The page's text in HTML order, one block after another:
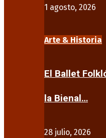
1 agosto, 2026
Arte & Historia
El Ballet
la Bienal…
28 julio, 2026